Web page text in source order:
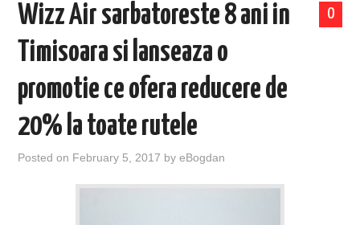
0
Wizz Air sarbatoreste 8 ani in
Timisoara si lanseaza o
promotie ce ofera reducere de
20% la toate rutele
Posted on February 5, 2017 byeBogdan